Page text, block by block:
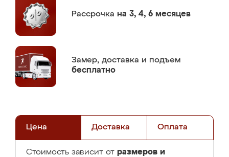
Рассрочка на 3, 4, 6 месяцев
Замер, доставка и подъем
бесплатно
Цена Доставка Оплата
Стоимость зависит от размеров и